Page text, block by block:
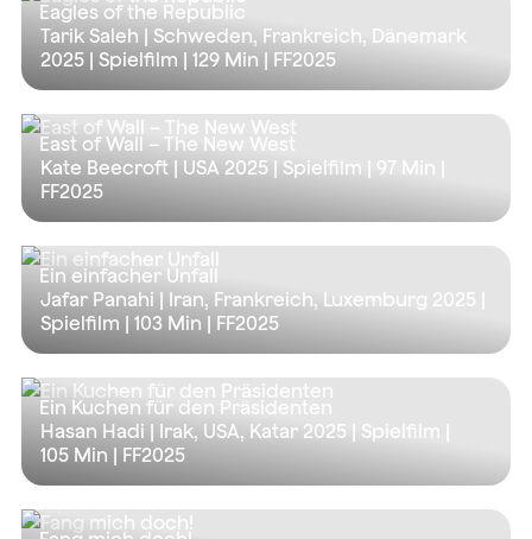
Eagles of the Republic
Tarik Saleh | Schweden, Frankreich, Dänemark
2025 | Spielfilm | 129 Min | FF2025
East of Wall – The New West
Kate Beecroft | USA 2025 | Spielfilm | 97 Min
FF2025
Ein einfacher Unfall
Jafar Panahi | Iran, Frankreich, Luxemburg 2025 |
Spielfilm | 103 Min | FF2025
Ein Kuchen für den Präsidenten
Hasan Hadi | Irak, USA, Katar 2025 | Spielfilm |
105 Min | FF2025